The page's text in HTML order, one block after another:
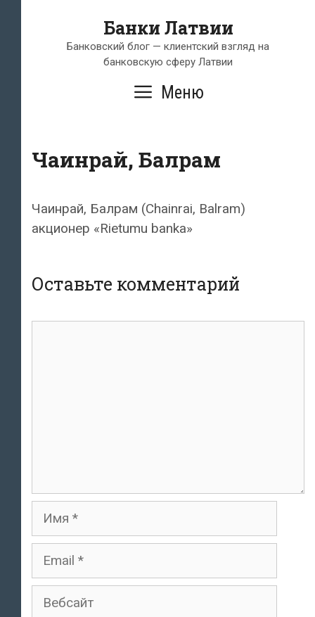
содержимому
Банки Латвии
Банковский блог — клиентский взгляд на
банковскую сферу Латвии
Меню
Чаинрай, Балрам
Чаинрай, Балрам (Chainrai, Balram)
акционер «Rietumu banka»
Оставьте комментарий
Имя
Email
Вебсайт